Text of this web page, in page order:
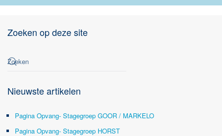
Zoeken op deze site
Nieuwste artikelen
Pagina Opvang- Stagegroep GOOR / MARKELO
Pagina Opvang- Stagegroep HORST